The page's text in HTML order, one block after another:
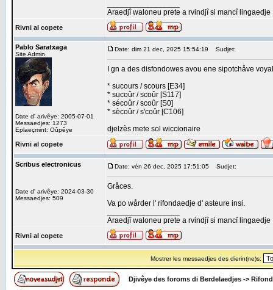
Araedjî waloneu prete a rvindjî si mancî lingaedje
Rivni al copete
Pablo Saratxaga
Site Admin
Date d' arivêye: 2005-07-01
Messaedjes: 1273
Eplaeçmint: Oûpêye
Date: dim 21 dec, 2025 15:54:19 Sudjet:
I gn a des disfondowes avou ene sipotchåve
* sucours / scours [E34]
* sucoûr / scoûr [S117]
* sécoûr / scoûr [S0]
* sècoûr / s'coûr [C106]
djelzès mete sol wiccionaire
Rivni al copete
Scribus electronicus
Date d' arivêye: 2024-03-30
Messaedjes: 509
Date: vén 26 dec, 2025 17:51:05 Sudjet:
Gråces.
Va po wårder l' rifondaedje d' asteure insi.
Araedjî waloneu prete a rvindjî si mancî lingaedje
Rivni al copete
Mostrer les messaedjes des dierin(ne)s:
Djivêye des foroms di Berdelaedjes ->